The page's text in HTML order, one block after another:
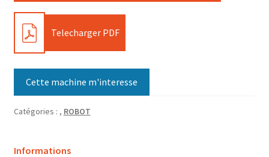
PDF Telecharger PDF
Cette machine m'interesse
Catégories : , ROBOT
Informations